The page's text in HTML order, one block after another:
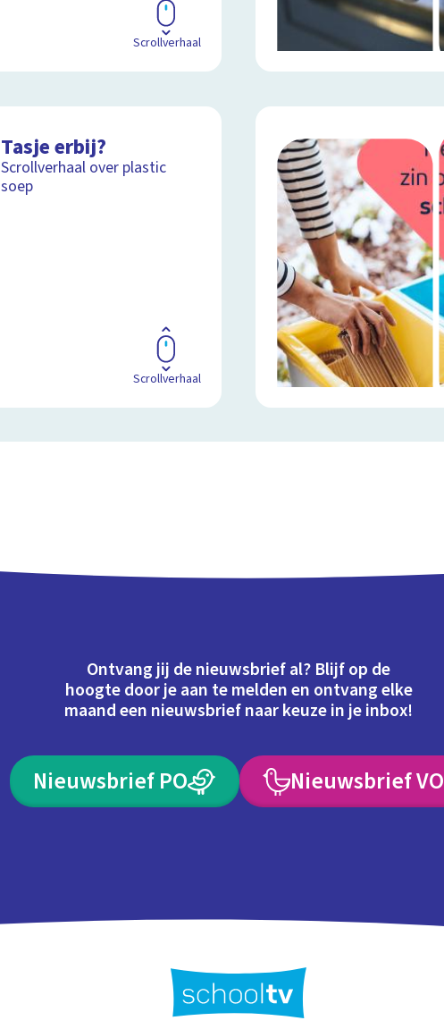
Scrollverhaal
Tasje erbij?
Scrollverhaal over plastic
soep
Scrollverhaal
Ontvang jij de nieuwsbrief al? Blijf op de
hoogte door je aan te melden en ontvang elke
maand een nieuwsbrief naar keuze in je inbox!
Nieuwsbrief PO Nieuwsbrief VO